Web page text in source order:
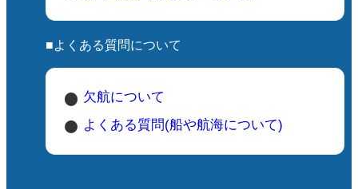
■よくある質問について
欠航について
よくある質問(船や航海について)